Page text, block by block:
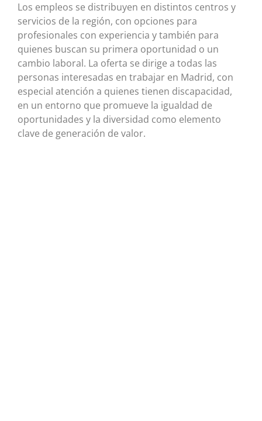
Los empleos se distribuyen en distintos centros y
servicios de la región, con opciones para
profesionales con experiencia y también para
quienes buscan su primera oportunidad o un
cambio laboral. La oferta se dirige a todas las
personas interesadas en trabajar en Madrid, con
especial atención a quienes tienen discapacidad,
en un entorno que promueve la igualdad de
oportunidades y la diversidad como elemento
clave de generación de valor.